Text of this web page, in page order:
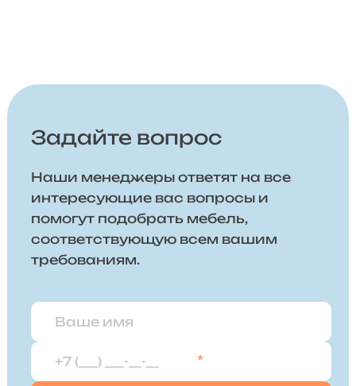
Задайте вопрос
Наши менеджеры ответят на все
интересующие вас вопросы и
помогут подобрать мебель,
соответствующую всем вашим
требованиям.
*